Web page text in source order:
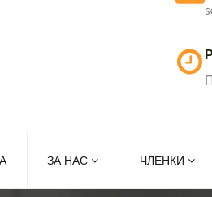
ЗА НАС ЧЛЕНКИ